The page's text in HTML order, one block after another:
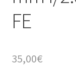
AZ Quileres
FE
35,00€